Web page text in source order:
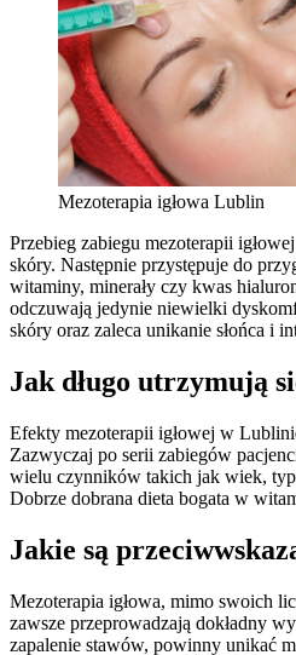
Mezoterapia igłowa Lublin
Przebieg zabiegu mezoterapii
skóry. Następnie przystępuje do
witaminy, minerały czy kwas
odczuwają jedynie niewielki
skóry oraz zaleca unikanie słońca i
Jak długo utrzymują
Efekty mezoterapii igłowej w
Zazwyczaj po serii zabiegów
wielu czynników takich jak wiek, typ
Dobrze dobrana dieta bogata w
Jakie są
Mezoterapia igłowa, mimo swoich
zawsze przeprowadzają dokładny
zapalenie stawów, powinny unikać